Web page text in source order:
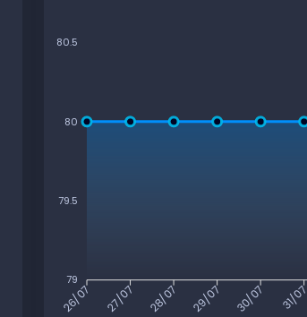
80.5
80
79.5
79
26/07 27/07 28/07 29/07 30/07 31/07